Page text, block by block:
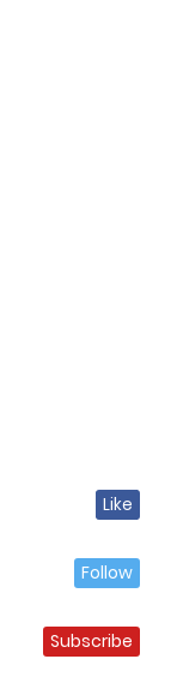
Like
Follow
Subscribe